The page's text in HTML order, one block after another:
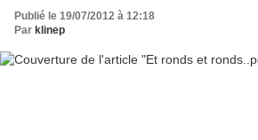
Publié le 19/07/2012 à 12:18
Par klinep